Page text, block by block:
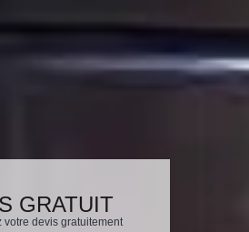
GRATUIT
votre devis gratuitement